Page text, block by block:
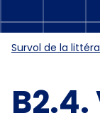
Survol de la